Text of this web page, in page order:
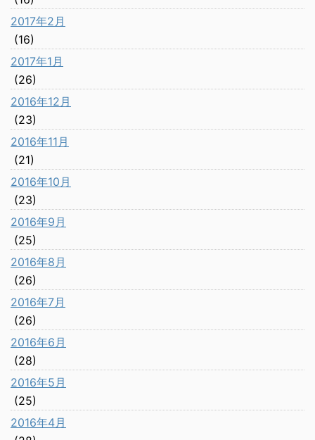
2017年2月
(16)
2017年1月
(26)
2016年12月
(23)
2016年11月
(21)
2016年10月
(23)
2016年9月
(25)
2016年8月
(26)
2016年7月
(26)
2016年6月
(28)
2016年5月
(25)
2016年4月